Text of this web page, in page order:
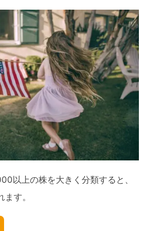
セクター別パフォーマンス
セクター別パフォーマンス
】セクター別パフォーマンス
クター別パフォーマンス
クターETF11銘柄とチャート比
のセクターETF11銘柄
ETF比較チャート
セクター別パフォーマンス ま
以上の株を大きく分類すると、
ます。